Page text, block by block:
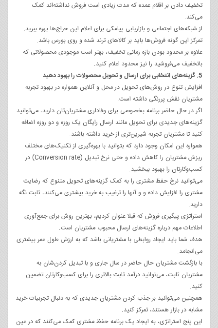
تخفیف دادن بر اقلام عمده که مدت زیادی است فروش نداشته‌اند کمک
می‌کند.
از شبکه‌های اجتماعی و بازاریابی پیامکی برای اعلام این حراج‌ها بهره ببرید.
تمرکز این گونه فروش‌ها باید بر کالاهای ترند شده و روی بورس باشد.
علاوه بر محدود بودن بازه زمانی تخفیف، بهتر است موجودی محصولاتی که
باتخفیف می‌فروشید را نیز محدود اعلام کنید.
5. گزینه‌های انتخابی برای ارسال و تحویل محصولات را بهبود دهید
افزایش تنوع در روش‌های تحویل در محل و آنلاین همواره در بهبود تجربه
مشتریان نقش پررنگی داشته است.
اگر در حال حاضر برنامه بخصوصی برای وفاداری مشتریان‌تان دارید، می‌توانید
گزینه‌های جدیدی برای تحویل مانند ارسال رایگان یک روزه و دو روزه اضافه
کنید تا مشتریان تجربه شیرین‌تری از خرید داشته باشند.
همواره این امکان وجود دارد که بتوانید با بهره‌گیری از تکنیک‌های مختلف
ریزش مشتریان را کاهش داده و حتی نرخ تبدیل (Conversion rate) در
کسب‌وکارتان را بهبود ببخشید.
می‌توانید نرخ حفظ مشتری را به کمک گزینه‌های تحویل متنوع که رضایت
مشتری را افزایش داده و و آنها را ترغیب به خرید بیشتری می‌کنند، ثابت نگه
دارید.
استراتژی پیگیری فروش که قبلا عنوان کردیم، بهترین روش برای جمع‌آوری
اطلاعات مهم درباره گزینه‌های ارسال محبوب مشتریان است.
هدف شما باید ایجاد روابطی با مشتریانی باشد که به ارزش طول عمر بیشتری
می‌انجامد.
با بازگشت مشتریان حال حاضر در سال جاری و با تبدیل کردن‌شان به
مشتریان ثابت، می‌توانید درآمد ثابت بالاتری را برای کسب‌وکارتان تضمین
کنید.
همچنین می‌توانید بر جذب کردن مشتریان جدیدی که به دنبال تجربیات خرید
مشابه در بازار هستند، تمرکز کنید.
این پنج استراتژی، به ایجاد یک برنامه حفظ مشتری کمک می‌کنند که در عین